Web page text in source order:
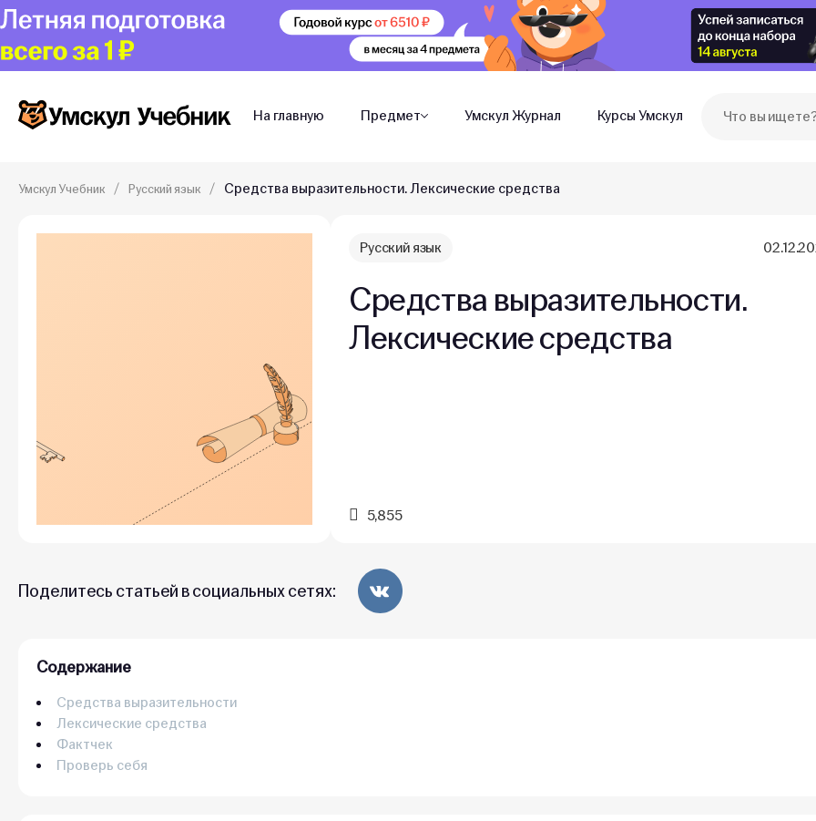
На главную Предмет Умскул Журнал Курсы Умскул
Умскул Учебник Русский язык Средства выразительности. Лексические средства
Русский язык
Средства выразительности.
Лексические средства
5,855
Поделитесь статьей в социальных сетях:
Содержание
Средства выразительности
Лексические средства
Фактчек
Проверь себя